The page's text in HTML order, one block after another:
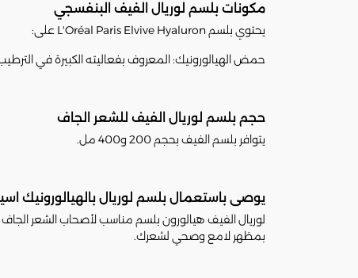
مكونات بلسم لوريال الفيف البنفسجي
يحتوي بلسم L'Oréal Paris Elvive Hyaluron على:
حمض الهيالورونيك: المعروف بفعاليته الكبيرة في
حجم بلسم لوريال الفيف للشعر الجاف
يتوافر بلسم الفيف بحجم 200 و400 مل.
يوصى باستعمال بلسم لوريال بالهيالورونيك
لوريال الفيف هيالورون بلسم مناسب لأصحاب الشعر
بمظهر لامع وصحي لشعرك.